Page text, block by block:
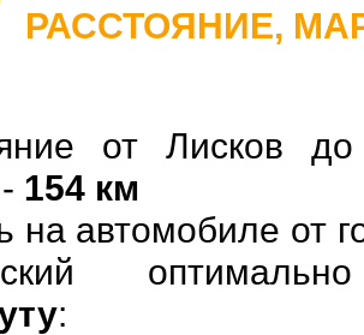
РАССТОЯНИЕ,
от Лисков
154 км
на автомобиле от
: